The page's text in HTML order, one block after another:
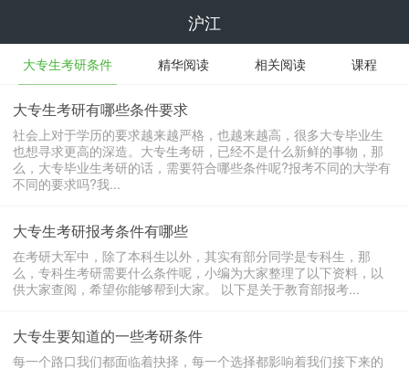
沪江
大专生考研条件 精华阅读 相关阅读 课程
大专生考研有哪些条件要求
社会上对于学历的要求越来越严格，也越来越高，很多大专毕业生
也想寻求更高的深造。大专生考研，已经不是什么新鲜的事物，那
么，大专毕业生考研的话，需要符合哪些条件呢?报考不同的大学有
不同的要求吗?我...
大专生考研报考条件有哪些
在考研大军中，除了本科生以外，其实有部分同学是专科生，那
么，专科生考研需要什么条件呢，小编为大家整理了以下资料，以
供大家查阅，希望你能够帮到大家。 以下是关于教育部报考...
大专生要知道的一些考研条件
每一个路口我们都面临着抉择，每一个选择都影响着我们接下来的